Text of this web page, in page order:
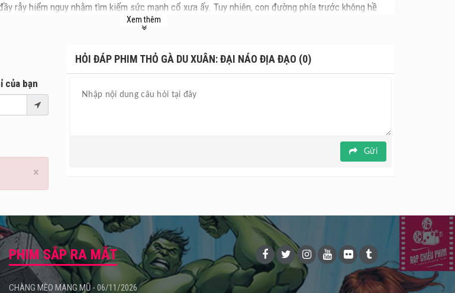
rẫy hiểm nguy nhằm tìm kiếm sức mạnh cổ xưa ấy. Tuy nhiên, con đường phía trước không hề
và các bạn đồng hành dường như không phải là những kẻ duy nhất đang săn lùng bí mật của chú
Xem thêm
của bạn
×
HỎI ĐÁP PHIM THỎ GÀ DU XUÂN: ĐẠI NÁO ĐỊA ĐẠO (0)
Gửi
PHIM SẮP RA MẮT
CHÀNG MÈO MANG MŨ - 06/11/2026